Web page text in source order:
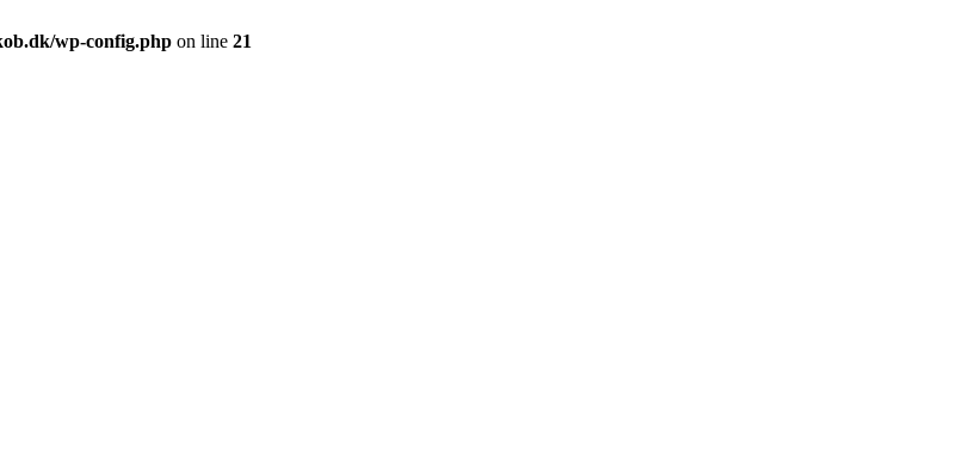
wp-config.php on line 21